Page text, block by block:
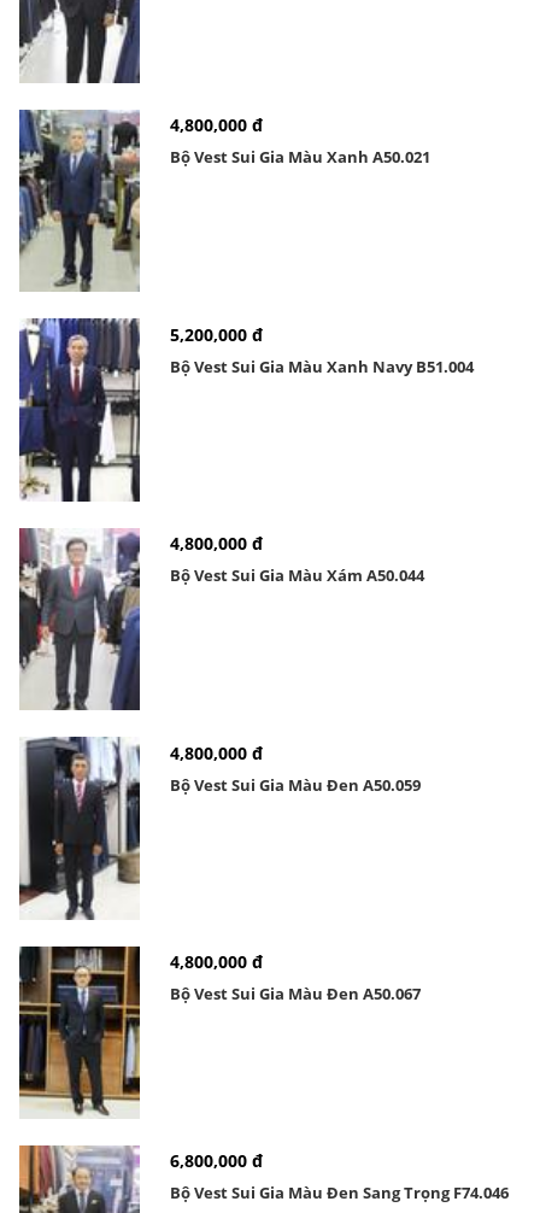
4,800,000 đ
Bộ Vest Sui Gia Màu Xanh A50.021
5,200,000 đ
Bộ Vest Sui Gia Màu Xanh Navy B51.004
4,800,000 đ
Bộ Vest Sui Gia Màu Xám A50.044
4,800,000 đ
Bộ Vest Sui Gia Màu Đen A50.059
4,800,000 đ
Bộ Vest Sui Gia Màu Đen A50.067
6,800,000 đ
Bộ Vest Sui Gia Màu Đen Sang Trọng F74.046